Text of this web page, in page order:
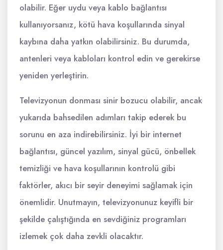
olabilir. Eğer uydu veya kablo bağlantısı
kullanıyorsanız, kötü hava koşullarında sinyal
kaybına daha yatkın olabilirsiniz. Bu durumda,
antenleri veya kabloları kontrol edin ve gerekirse
yeniden yerleştirin.
Televizyonun donması sinir bozucu olabilir, ancak
yukarıda bahsedilen adımları takip ederek bu
sorunu en aza indirebilirsiniz. İyi bir internet
bağlantısı, güncel yazılım, sinyal gücü, önbellek
temizliği ve hava koşullarının kontrolü gibi
faktörler, akıcı bir seyir deneyimi sağlamak için
önemlidir. Unutmayın, televizyonunuz keyifli bir
şekilde çalıştığında en sevdiğiniz programları
izlemek çok daha zevkli olacaktır.